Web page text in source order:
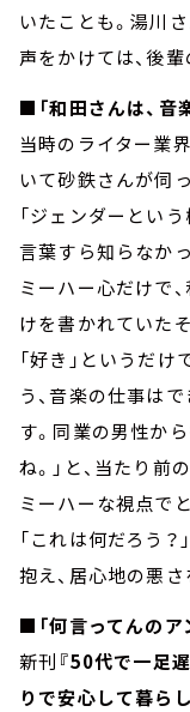
いたことも。湯川
声をかけては、後
■「和田さんは、音
当時のライター業
いて砂鉄さんが伺
「ジェンダーとい
言葉すら知らなかっ
ミーハー心だけで
けを書かれていた
「好き」というだ
う、音楽の仕事は
す。同業の男性か
ね。」と、当たり前
ミーハーな視点で
「これは何だろう
抱え、居心地の悪
■「何言ってんのア
新刊 『50代で一足
りで安心して暮ら